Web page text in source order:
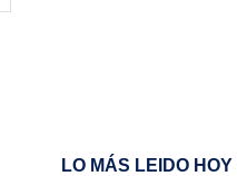
LO MÁS LEIDO HOY